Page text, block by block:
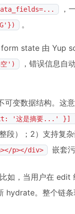
，
。
state 由 Yup
')
，错误信息自
可变数据结构。这
'这是摘要...' }]
段）；2）支持复
p></div> 嵌套污
如，当用户在 edit
hydrate。整个链条